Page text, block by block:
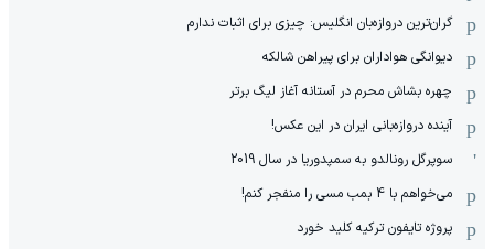
گران‌ترین دروازه‌بان انگلیس: چیزی برای اثبات ندارم
دیوانگی هواداران برای پیراهن شالکه
چهره بشاش محرم در آستانه آغاز لیگ برتر
آینده دروازه‌بانی ایران در این عکس!
سوپرگل رونالدو به سمپدوریا در سال 2019
می‌خواهم با 4 بمب مسی را منفجر کنم!
پروژه تایفون ترکیه کلید خورد